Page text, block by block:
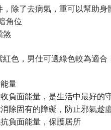
除了去病氣，重可以幫助身
角位
煞
色，男仕可選綠色較為適合
量
負面能量，是生活中最好的
除固有的障礙，防止邪氣趁
負面能量，保護居所